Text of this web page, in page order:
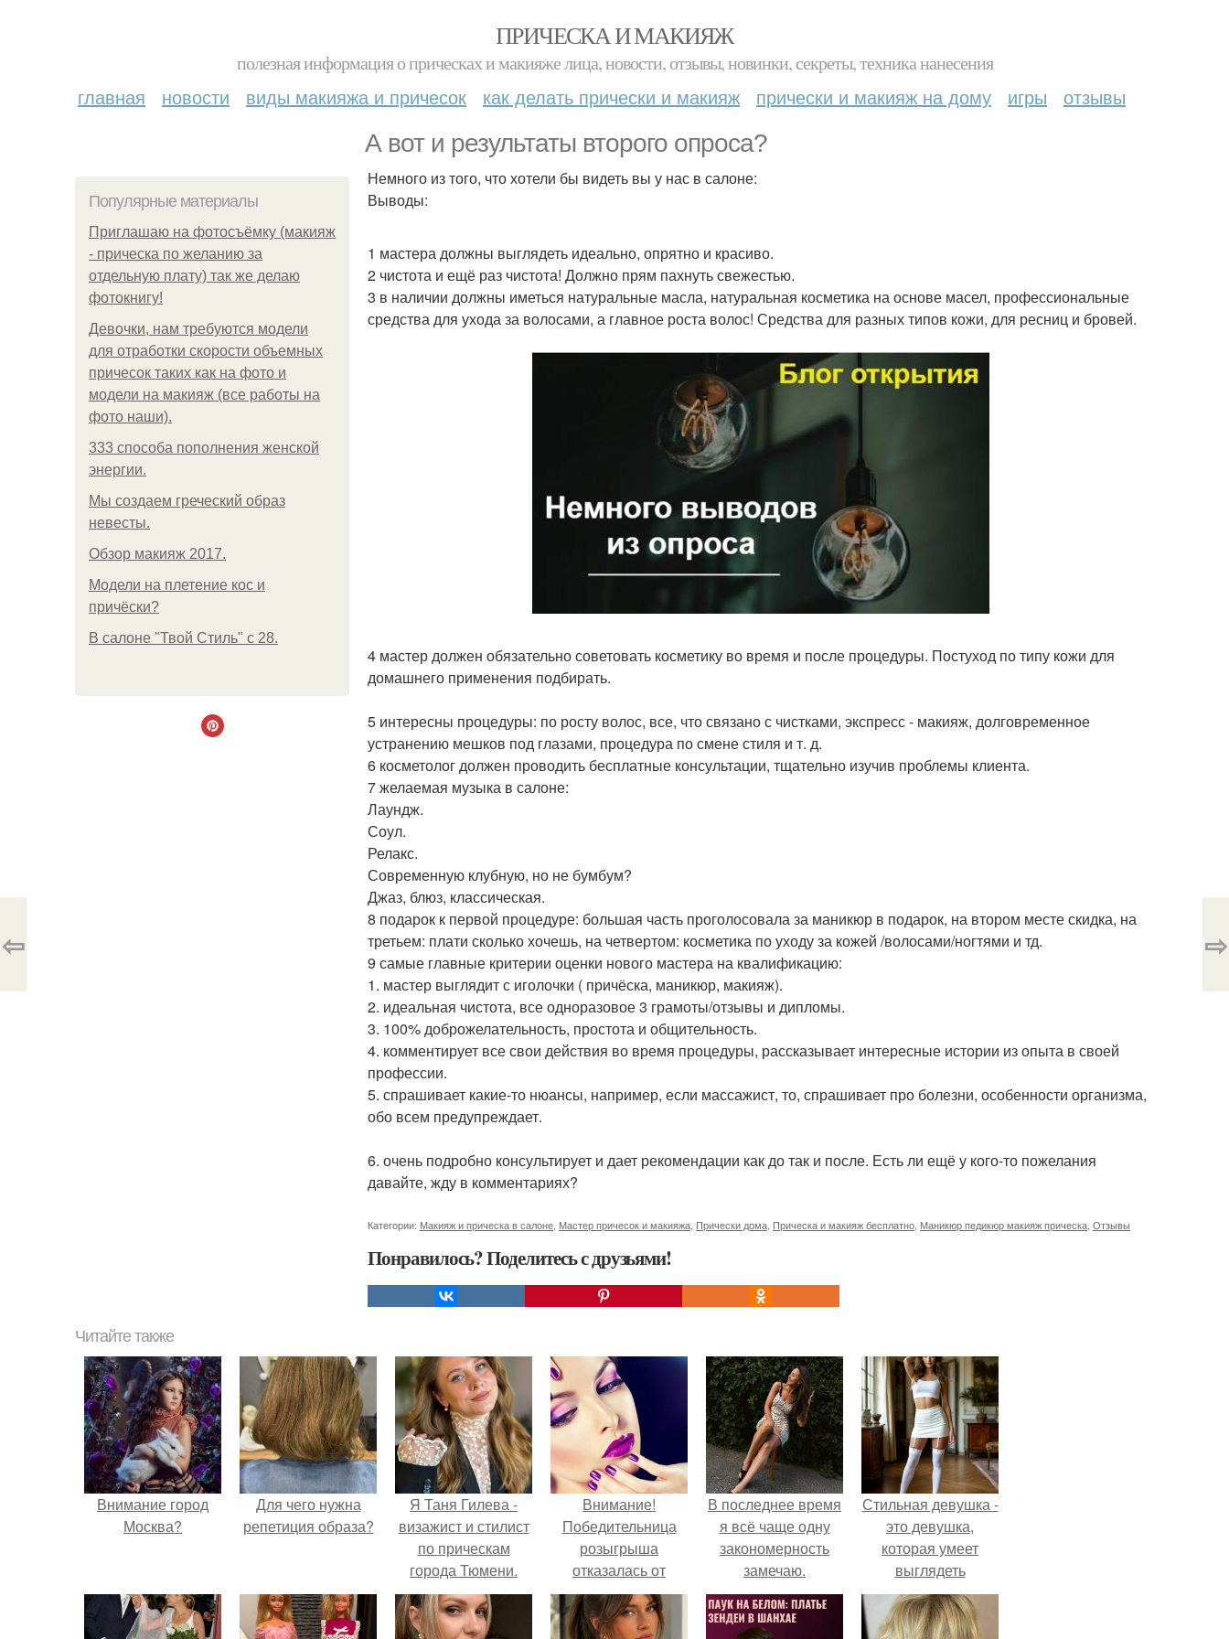
ПРИЧЕСКА И МАКИЯЖ
полезная информация о прическах и макияже лица, новости, отзывы, новинки, секреты, техника нанесения
главная новости виды макияжа и причесок как делать прически и макияж прически и макияж на дому игры отзывы
А вот и результаты второго опроса?
Популярные материалы
Приглашаю на фотосъёмку (макияж
- прическа по желанию за
отдельную плату) так же делаю
фотокнигу!
Девочки, нам требуются модели
для отработки скорости объемных
причесок таких как на фото и
модели на макияж (все работы на
фото наши).
333 способа пополнения женской
энергии.
Мы создаем греческий образ
невесты.
Обзор макияж 2017.
Модели на плетение кос и
причёски?
В салоне "Твой Стиль" с 28.
Немного из того, что хотели бы видеть вы у нас в салоне:
Выводы:
1 мастера должны выглядеть идеально, опрятно и красиво.
2 чистота и ещё раз чистота! Должно прям пахнуть свежестью.
3 в наличии должны иметься натуральные масла, натуральная косметика на основе масел, профессиональные
средства для ухода за волосами, а главное роста волос! Средства для разных типов кожи, для ресниц и бровей.
4 мастер должен обязательно советовать косметику во время и после процедуры. Постуход по типу кожи для
домашнего применения подбирать.
5 интересны процедуры: по росту волос, все, что связано с чистками, экспресс - макияж, долговременное
устранению мешков под глазами, процедура по смене стиля и т. д.
6 косметолог должен проводить бесплатные консультации, тщательно изучив проблемы клиента.
7 желаемая музыка в салоне:
Лаундж.
Соул.
Релакс.
Современную клубную, но не бумбум?
Джаз, блюз, классическая.
8 подарок к первой процедуре: большая часть проголосовала за маникюр в подарок, на втором месте скидка, на
третьем: плати сколько хочешь, на четвертом: косметика по уходу за кожей /волосами/ногтями и тд.
9 самые главные критерии оценки нового мастера на квалификацию:
1. мастер выглядит с иголочки ( причёска, маникюр, макияж).
2. идеальная чистота, все одноразовое 3 грамоты/отзывы и дипломы.
3. 100% доброжелательность, простота и общительность.
4. комментирует все свои действия во время процедуры, рассказывает интересные истории из опыта в своей
профессии.
5. спрашивает какие-то нюансы, например, если массажист, то, спрашивает про болезни, особенности организма,
обо всем предупреждает.
6. очень подробно консультирует и дает рекомендации как до так и после. Есть ли ещё у кого-то пожелания
давайте, жду в комментариях?
Категории: Макияж и прическа в салоне Мастер причесок и макияжа Прически дома Прическа и макияж бесплатно Маникюр педикюр макияж прическа Отзывы
Понравилось? Поделитесь с друзьями!
⇦ ⇨
Читайте также
Внимание город
Москва?
Для чего нужна
репетиция образа?
Я Таня Гилева -
визажист и стилист
по прическам
города Тюмени.
Внимание!
Победительница
розыгрыша
отказалась от
приза.
В последнее время
я всё чаще одну
закономерность
замечаю.
Стильная девушка -
это девушка,
которая умеет
выглядеть
привлекательно и
элегантно в любои